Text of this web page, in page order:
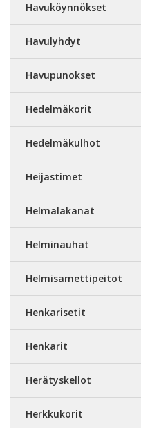
Havuköynnökset
Havulyhdyt
Havupunokset
Hedelmäkorit
Hedelmäkulhot
Heijastimet
Helmalakanat
Helminauhat
Helmisamettipeitot
Henkarisetit
Henkarit
Herätyskellot
Herkkukorit